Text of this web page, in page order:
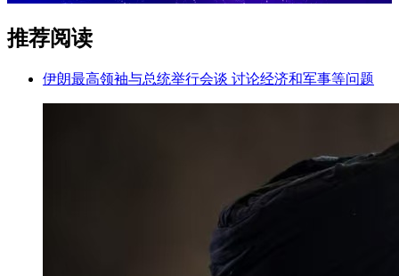
推荐阅读
伊朗最高领袖与总统举行会谈 讨论经济和军事等问题